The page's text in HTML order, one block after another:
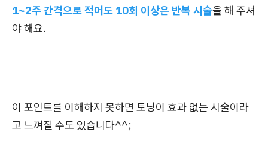
1~2주 간격으로 적어도 10회 이상은 반복 시술을 해 주셔
야 해요.
이 포인트를 이해하지 못하면 토닝이 효과 없는 시술이라
고 느껴질 수도 있습니다^^;